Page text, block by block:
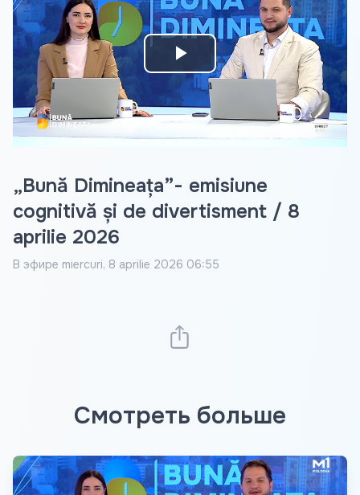
Play
Video
„Bună Dimineața”- emisiune
cognitivă și de divertisment / 8
aprilie 2026
В эфире miercuri, 8 aprilie 2026 06:55
Смотреть больше